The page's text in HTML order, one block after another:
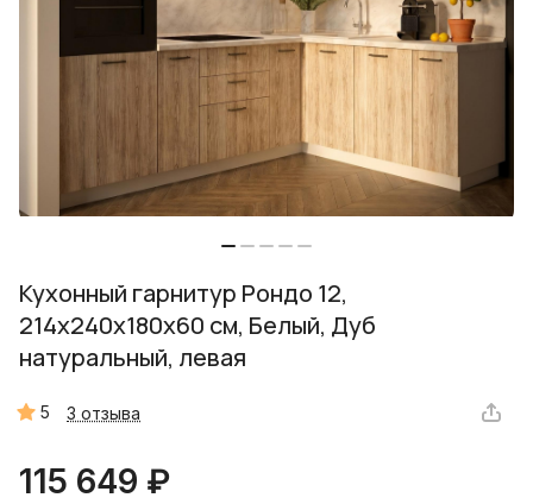
Кухонный гарнитур Рондо 12,
214х240х180х60 см, Белый, Дуб
натуральный, левая
5 3 отзыва
115 649 ₽